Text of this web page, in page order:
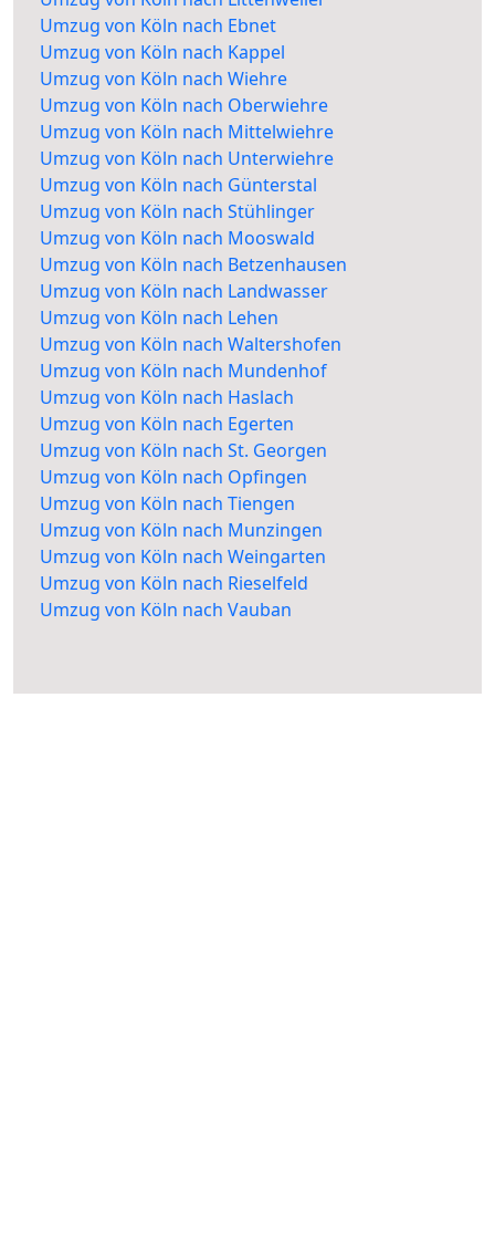
Umzug von Köln nach Ebnet
Umzug von Köln nach Kappel
Umzug von Köln nach Wiehre
Umzug von Köln nach Oberwiehre
Umzug von Köln nach Mittelwiehre
Umzug von Köln nach Unterwiehre
Umzug von Köln nach Günterstal
Umzug von Köln nach Stühlinger
Umzug von Köln nach Mooswald
Umzug von Köln nach Betzenhausen
Umzug von Köln nach Landwasser
Umzug von Köln nach Lehen
Umzug von Köln nach Waltershofen
Umzug von Köln nach Mundenhof
Umzug von Köln nach Haslach
Umzug von Köln nach Egerten
Umzug von Köln nach St. Georgen
Umzug von Köln nach Opfingen
Umzug von Köln nach Tiengen
Umzug von Köln nach Munzingen
Umzug von Köln nach Weingarten
Umzug von Köln nach Rieselfeld
Umzug von Köln nach Vauban